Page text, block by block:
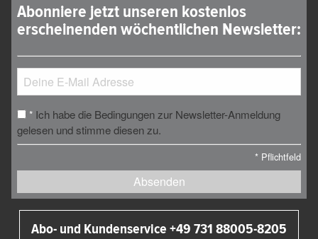
Abonniere jetzt unseren kostenlos
erscheinenden wöchentlichen Newsletter:
* Ich habe die Bedingungen zur Newsletter-Anmeldung
gelesen und stimme diesen zu.
* Pflichtfeld
Absenden
Abo- und Kundenservice +49 731 88005-8205